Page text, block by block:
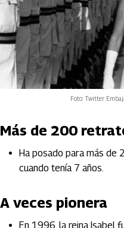
Foto: Twitter
Más de 200
Ha posado para más de
cuando tenía 7 años.
A veces pionera
En 1996, la reina Isabel